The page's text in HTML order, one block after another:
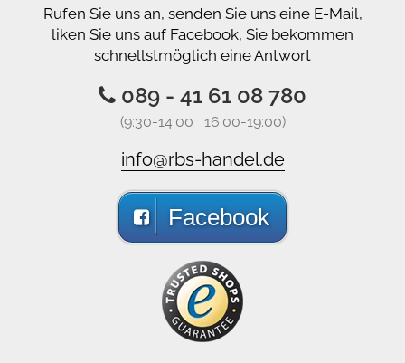
Rufen Sie uns an, senden Sie uns eine E-Mail,
liken Sie uns auf Facebook, Sie bekommen
schnellstmöglich eine Antwort
089 - 41 61 08 780
(9:30-14:00 16:00-19:00)
info@rbs-handel.de
Facebook